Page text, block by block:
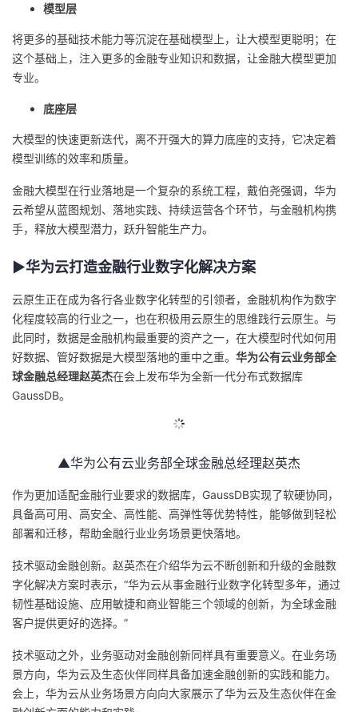
模型层
将更多的基础技术能力等沉淀在基础模型上，让大模型更聪明；在
这个基础上，注入更多的金融专业知识和数据，让金融大模型更加
专业。
底座层
大模型的快速更新迭代，离不开强大的算力底座的支持，它决定着
模型训练的效率和质量。
金融大模型在行业落地是一个复杂的系统工程，戴伯尧强调，华为
云希望从蓝图规划、落地实践、持续运营各个环节，与金融机构携
手，释放大模型潜力，跃升智能生产力。
▶华为云打造金融行业数字化解决方案
云原生正在成为各行各业数字化转型的引领者，金融机构作为数字
化程度较高的行业之一，也在积极用云原生的思维践行云原生。与
此同时，数据是金融机构最重要的资产之一，在大模型时代如何用
好数据、管好数据是大模型落地的重中之重。 华为公有云业务部全
球金融总经理赵英杰在会上发布华为全新一代分布式数据库
GaussDB。
▲华为公有云业务部全球金融总经理赵英杰
作为更加适配金融行业要求的数据库，GaussDB实现了软硬协同，
具备高可用、高安全、高性能、高弹性等优势特性，能够做到轻松
部署和迁移，帮助金融行业业务场景更快落地。
技术驱动金融创新。赵英杰在介绍华为云不断创新和升级的金融数
字化解决方案时表示，“华为云从事金融行业数字化转型多年，通过
韧性基础设施、应用敏捷和商业智能三个领域的创新，为全球金融
客户提供更好的选择。”
技术驱动之外，业务驱动对金融创新同样具有重要意义。在业务场
景方向，华为云及生态伙伴同样具备加速金融创新的实践和能力。
会上，华为云从业务场景方向向大家展示了华为云及生态伙伴在金